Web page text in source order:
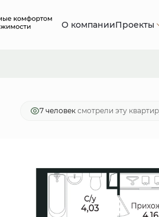
О компанииПроекты
270 руб.Ипотекаот 18
7 человек смотрели эту